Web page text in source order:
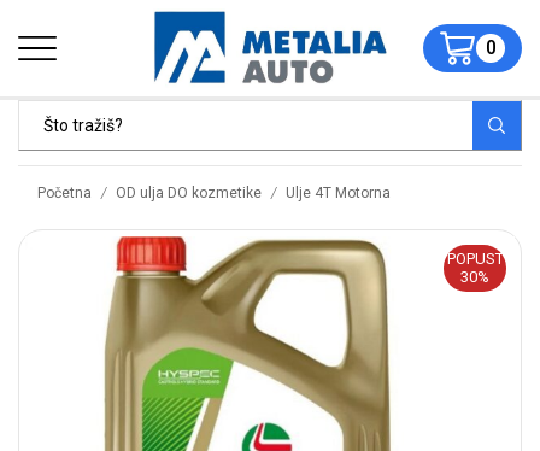
0
Početna / OD ulja DO kozmetike / Ulje 4T Motorna
POPUST
30%